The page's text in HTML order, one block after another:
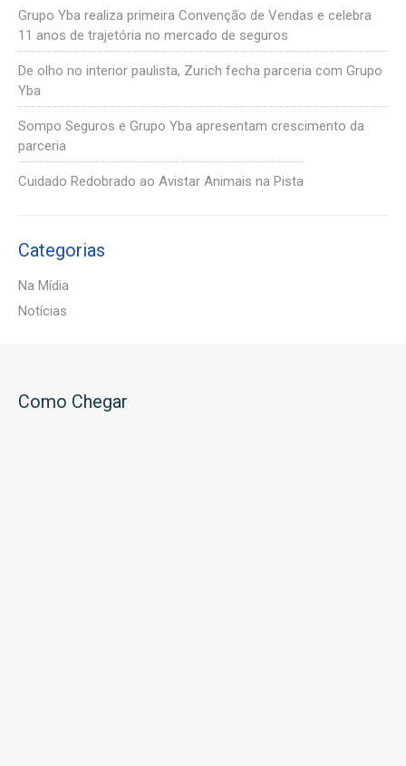
Grupo Yba realiza primeira Convenção de Vendas e celebra
11 anos de trajetória no mercado de seguros
De olho no interior paulista, Zurich fecha parceria com Grupo
Yba
Sompo Seguros e Grupo Yba apresentam crescimento da
parceria
Cuidado Redobrado ao Avistar Animais na Pista
Categorias
Na Mídia
Notícias
Como Chegar